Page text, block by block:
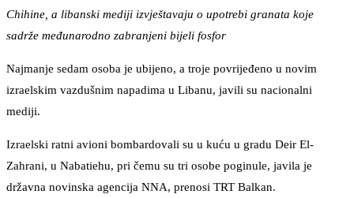
Chihine, a libanski mediji izvještavaju o upotrebi granata koje
sadrže međunarodno zabranjeni bijeli fosfor
Najmanje sedam osoba je ubijeno, a troje povrijeđeno u novim
izraelskim vazdušnim napadima u Libanu, javili su nacionalni
mediji.
Izraelski ratni avioni bombardovali su u kuću u gradu Deir El-
Zahrani, u Nabatiehu, pri čemu su tri osobe poginule, javila je
državna novinska agencija NNA, prenosi TRT Balkan.